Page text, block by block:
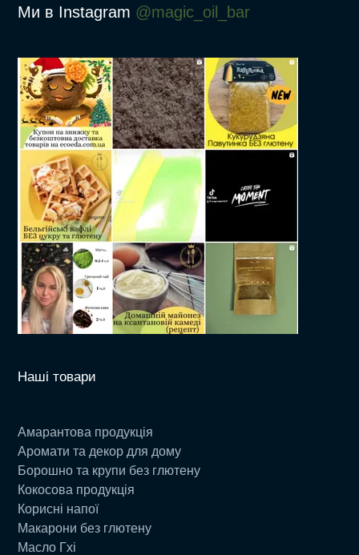
Ми в Instagram @magic_oil_bar
Наші товари
Амарантова продукція
Аромати та декор для дому
Борошно та крупи без глютену
Кокосова продукція
Корисні напої
Макарони без глютену
Масло Гхі